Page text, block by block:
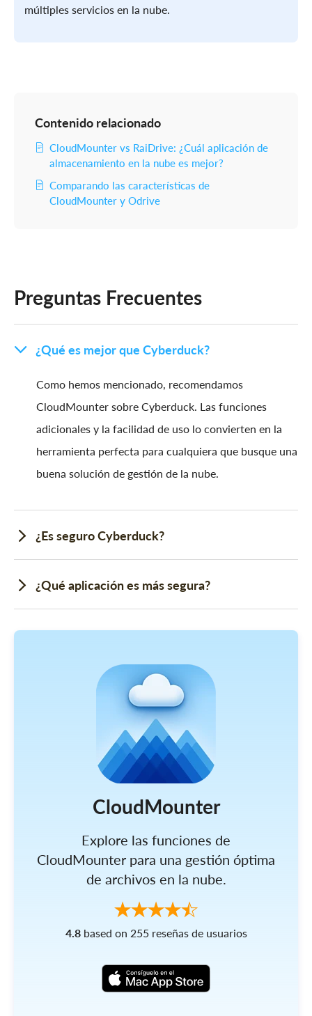
múltiples servicios en la nube.
Contenido relacionado
CloudMounter vs RaiDrive: ¿Cuál aplicación de
almacenamiento en la nube es mejor?
Comparando las características de
CloudMounter y Odrive
Preguntas Frecuentes
¿Qué es mejor que Cyberduck?
Como hemos mencionado, recomendamos
CloudMounter sobre Cyberduck. Las funciones
adicionales y la facilidad de uso lo convierten en la
herramienta perfecta para cualquiera que busque una
buena solución de gestión de la nube.
¿Es seguro Cyberduck?
¿Qué aplicación es más segura?
CloudMounter
Explore las funciones de
CloudMounter para una gestión óptima
de archivos en la nube.
4.8based on 255 reseñas de usuarios